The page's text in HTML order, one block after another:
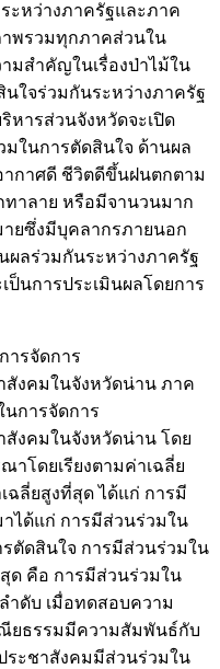
ะหว่างภาครัฐและภาค
พรวมทุกภาคส่วนใน
มสำคัญในเรื่องป่าไม้ใน
ใจร่วมกันระหว่างภาครัฐ
หารส่วนจังหวัดจะเปิด
ในการตัดสินใจ ด้านผล
ากาศดี ชีวิตดีขึ้นฝนตกตาม
าลาย หรือมีจานวนมาก
ยซึ่งมีบุคลากรภายนอก
ผลร่วมกันระหว่างภาครัฐ
นการประเมินผลโดยการ
ารจัดการ
งคมในจังหวัดน่าน ภาค
การจัดการ
งคมในจังหวัดน่าน โดย
าโดยเรียงตามค่าเฉลี่ย
ฉลี่ยสูงที่สุด ได้แก่ การมี
ได้แก่ การมีส่วนร่วมใน
ตัดสินใจ การมีส่วนร่วมใน
ด คือ การมีส่วนร่วมใน
ำดับ เมื่อทดสอบความ
ยธรรมมีความสัมพันธ์กับ
ระชาสังคมมีส่วนร่วมใน